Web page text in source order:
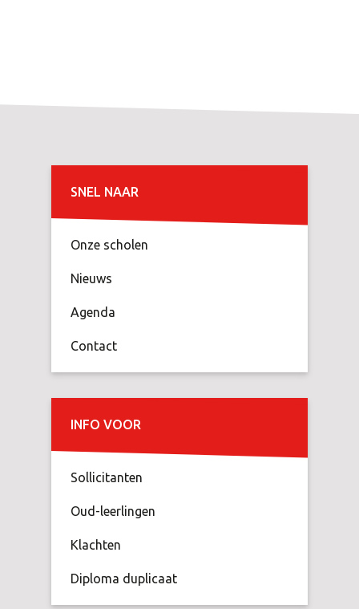
SNEL NAAR
Onze scholen
Nieuws
Agenda
Contact
INFO VOOR
Sollicitanten
Oud-leerlingen
Klachten
Diploma duplicaat